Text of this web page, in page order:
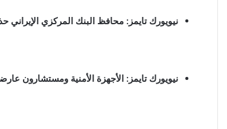
نيويورك تايمز: محافظ البنك المركزي الإيراني
نيويورك تايمز: الأجهزة الأمنية ومستشارون